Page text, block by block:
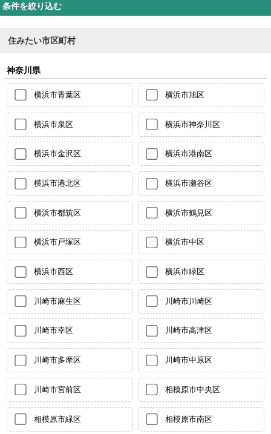
条件を絞り込む
住みたい市区町村
神奈川県
横浜市青葉区 横浜市旭区
横浜市泉区 横浜市神奈川区
横浜市金沢区 横浜市港南区
横浜市港北区 横浜市瀬谷区
横浜市都筑区 横浜市鶴見区
横浜市戸塚区 横浜市中区
横浜市西区 横浜市緑区
川崎市麻生区 川崎市川崎区
川崎市幸区 川崎市高津区
川崎市多摩区 川崎市中原区
川崎市宮前区 相模原市中央区
相模原市緑区 相模原市南区